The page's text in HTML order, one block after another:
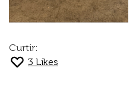
Curtir:
3 Likes